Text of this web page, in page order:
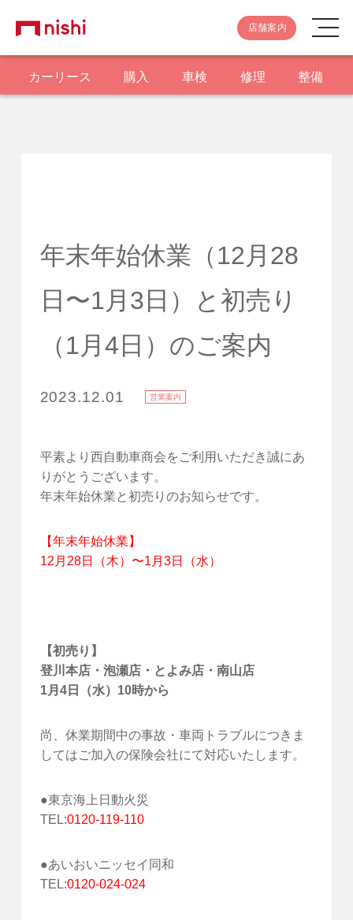
店舗案内
カーリース 購入 車検 修理 整備
年末年始休業（12月28
日〜1月3日）と初売り
（1月4日）のご案内
2023.12.01 営業案内
平素より西自動車商会をご利用いただき誠にあ
りがとうございます。
年末年始休業と初売りのお知らせです。
【年末年始休業】
12月28日（木）〜1月3日（水）
【初売り】
登川本店・泡瀬店・とよみ店・南山店
1月4日（水）10時から
尚、休業期間中の事故・車両トラブルにつきま
してはご加入の保険会社にて対応いたします。
●東京海上日動火災
TEL:0120-119-110
●あいおいニッセイ同和
TEL:0120-024-024